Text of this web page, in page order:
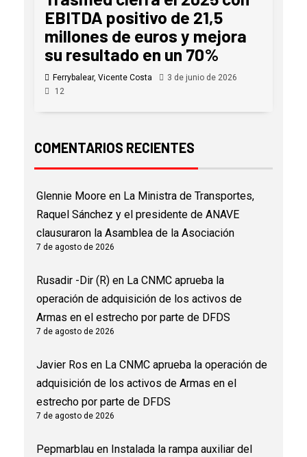
EBITDA positivo de 21,5
millones de euros y mejora
su resultado en un 70%
Ferrybalear, Vicente Costa
3 de junio de 2026
12
COMENTARIOS RECIENTES
Glennie Moore en La Ministra de Transportes,
Raquel Sánchez y el presidente de ANAVE
clausuraron la Asamblea de la Asociación
7 de agosto de 2026
Rusadir -Dir (R) en La CNMC aprueba la
operación de adquisición de los activos de
Armas en el estrecho por parte de DFDS
7 de agosto de 2026
Javier Ros en La CNMC aprueba la operación de
adquisición de los activos de Armas en el
estrecho por parte de DFDS
7 de agosto de 2026
Pepmarblau en Instalada la rampa auxiliar del